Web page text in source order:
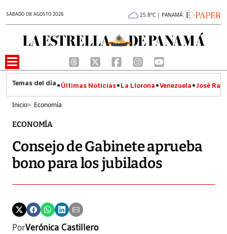
SÁBADO 08 AGOSTO 2026 25.8°C | PANAMÁ
Últimas Noticias La Llorona Venezuela José
Inicio> Economía
ECONOMÍA
Consejo de Gabinete aprueba
bono para los jubilados
PorVerónica Castillero